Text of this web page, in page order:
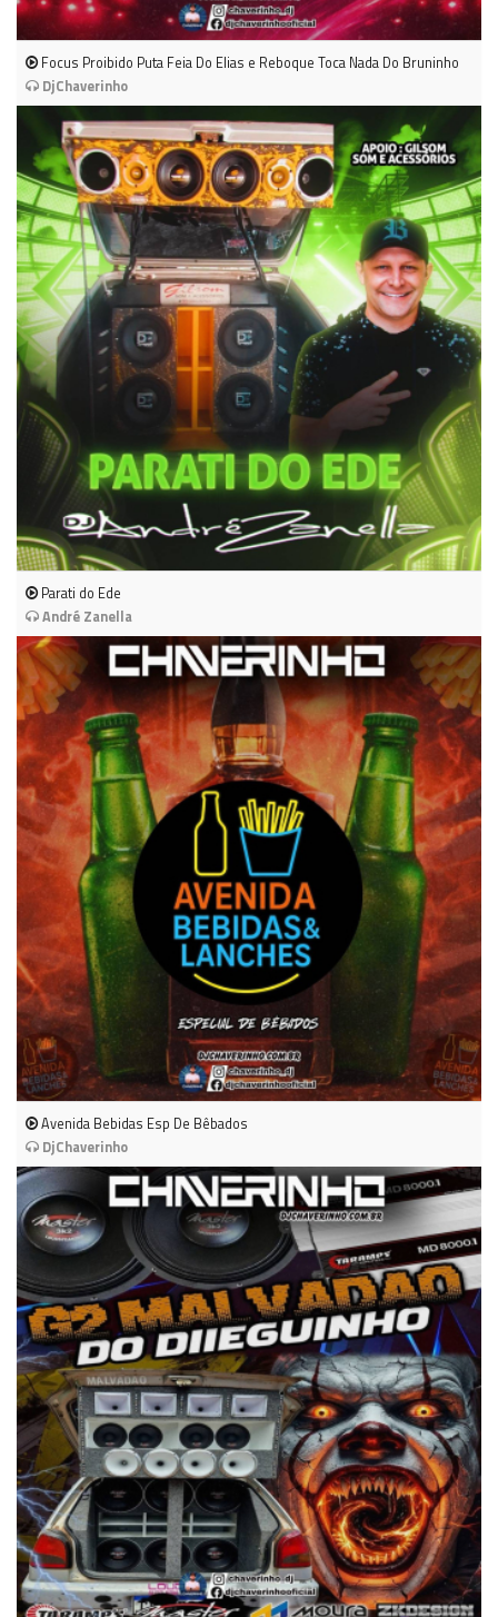
Focus Proibido Puta Feia Do Elias e Reboque Toca Nada Do Bruninho
DjChaverinho
Parati do Ede
André Zanella
Avenida Bebidas Esp De Bêbados
DjChaverinho